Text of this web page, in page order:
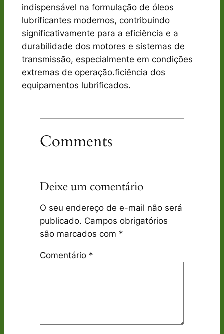
indispensável na formulação de óleos
lubrificantes modernos, contribuindo
significativamente para a eficiência e a
durabilidade dos motores e sistemas de
transmissão, especialmente em condições
extremas de operação.ficiência dos
equipamentos lubrificados.
Comments
Deixe um comentário
O seu endereço de e-mail não será
publicado. Campos obrigatórios
são marcados com *
Comentário *